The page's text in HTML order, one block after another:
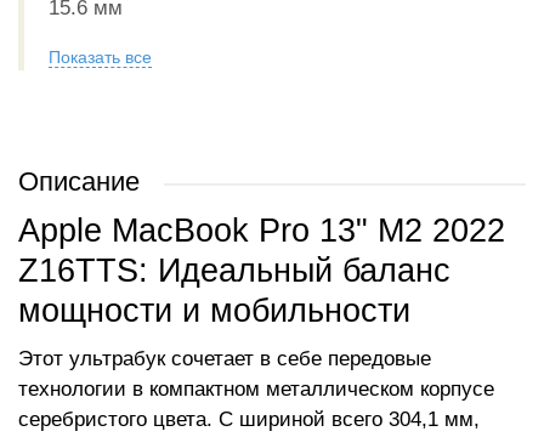
15.6 мм
Показать все
Описание
Apple MacBook Pro 13" M2 2022
Z16TTS: Идеальный баланс
мощности и мобильности
Этот ультрабук сочетает в себе передовые
технологии в компактном металлическом корпусе
серебристого цвета. С шириной всего 304,1 мм,